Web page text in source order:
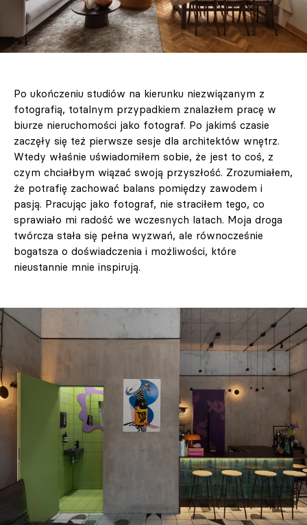
Po ukończeniu studiów na kierunku niezwiązanym z
fotografią, totalnym przypadkiem znalazłem pracę w
biurze nieruchomości jako fotograf. Po jakimś czasie
zaczęły się też pierwsze sesje dla architektów wnętrz.
Wtedy właśnie uświadomiłem sobie, że jest to coś, z
czym chciałbym wiązać swoją przyszłość. Zrozumiałem,
że potrafię zachować balans pomiędzy zawodem i
pasją. Pracując jako fotograf, nie straciłem tego, co
sprawiało mi radość we wczesnych latach. Moja droga
twórcza stała się pełna wyzwań, ale równocześnie
bogatsza o doświadczenia i możliwości, które
nieustannie mnie inspirują.